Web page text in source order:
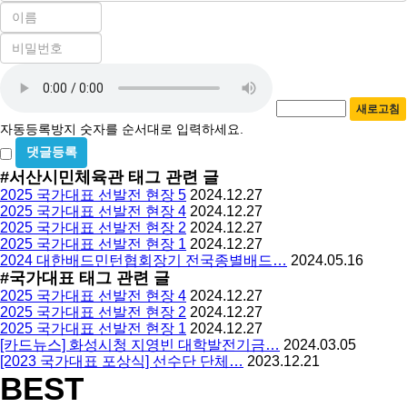
이
필
수
비
밀
수
록
방
지
새로고침
자동등록방지 숫자를 순서대로 입력하세요.
비
밀
글
사
용
#서산시민체육관태그 관련 글
2025 국가대표 선발전 현장 5 2024.12.27
2025 국가대표 선발전 현장 4 2024.12.27
2025 국가대표 선발전 현장 2 2024.12.27
2025 국가대표 선발전 현장 1 2024.12.27
2024 대한배드민턴협회장기 전국종별배드… 2024.05.16
#국가대표 태그 관련 글
2025 국가대표 선발전 현장 4 2024.12.27
2025 국가대표 선발전 현장 2 2024.12.27
2025 국가대표 선발전 현장 1 2024.12.27
[카드뉴스] 화성시청 지영빈 대학발전기금… 2024.03.05
[2023 국가대표 포상식] 선수단 단체… 2023.12.21
BEST